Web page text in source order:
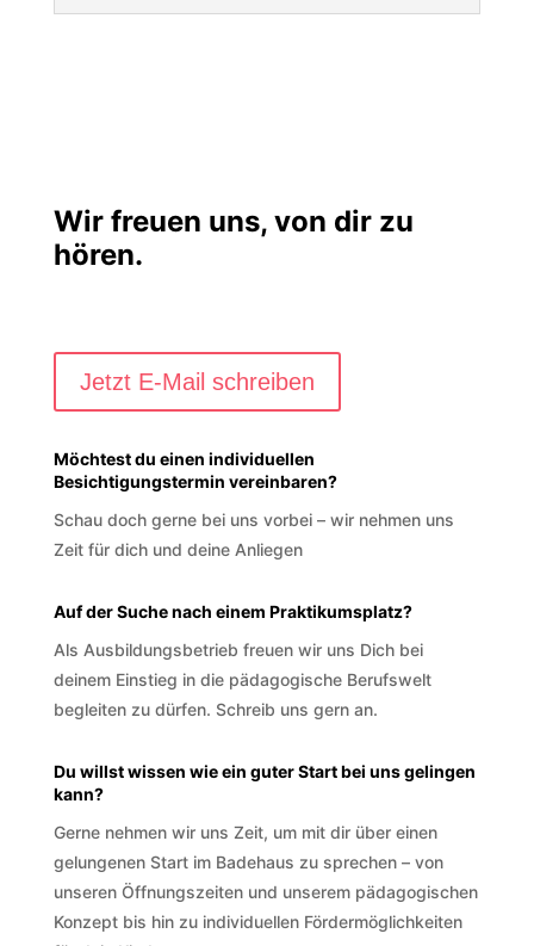
Wir freuen uns, von dir zu
hören.
Jetzt E-Mail schreiben
Möchtest du einen individuellen
Besichtigungstermin vereinbaren?
Schau doch gerne bei uns vorbei – wir nehmen uns
Zeit für dich und deine Anliegen
Auf der Suche nach einem Praktikumsplatz?
Als Ausbildungsbetrieb freuen wir uns Dich bei
deinem Einstieg in die pädagogische Berufswelt
begleiten zu dürfen. Schreib uns gern an.
Du willst wissen wie ein guter Start bei uns gelingen
kann?
Gerne nehmen wir uns Zeit, um mit dir über einen
gelungenen Start im Badehaus zu sprechen – von
unseren Öffnungszeiten und unserem pädagogischen
Konzept bis hin zu individuellen Fördermöglichkeiten